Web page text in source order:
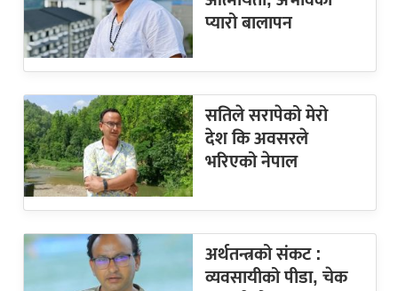
प्यारो बालापन
सतिले सरापेको मेरो
देश कि अवसरले
भरिएको नेपाल
अर्थतन्त्रको संकट :
व्यवसायीको पीडा, चेक